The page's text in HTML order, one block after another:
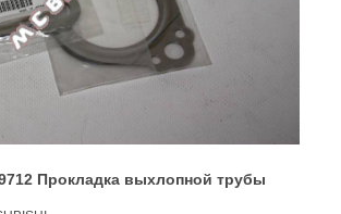
Прокладка выхлопной трубы